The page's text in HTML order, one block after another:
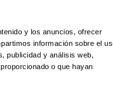
y los anuncios, ofrecer
información sobre el
publicidad y análisis web,
o que hayan